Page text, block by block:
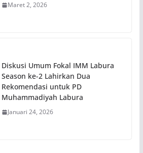
Maret 2, 2026
Diskusi Umum Fokal IMM Labura
Season ke-2 Lahirkan Dua
Rekomendasi untuk PD
Muhammadiyah Labura
Januari 24, 2026